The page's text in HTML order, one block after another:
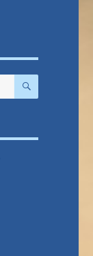
HAKU